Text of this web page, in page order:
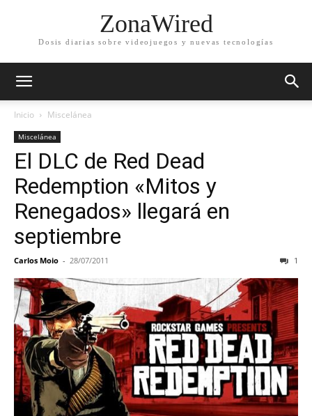
ZonaWired
Dosis diarias sobre videojuegos y nuevas tecnologías
Inicio Miscelánea
Miscelánea
El DLC de Red Dead
Redemption «Mitos y
Renegados» llegará en
septiembre
Carlos Moio - 28/07/2011 1